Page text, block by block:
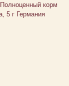
корм
5 г Германия